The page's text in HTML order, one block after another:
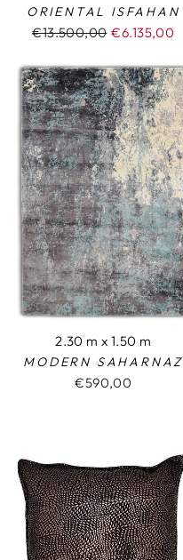
ORIENTAL ISFAHAN
Normaler
€13.500,00 Sonderpreis
€6.135,00
2.30 m x 1.50 m
MODERN SAHARNAZ
€590,00